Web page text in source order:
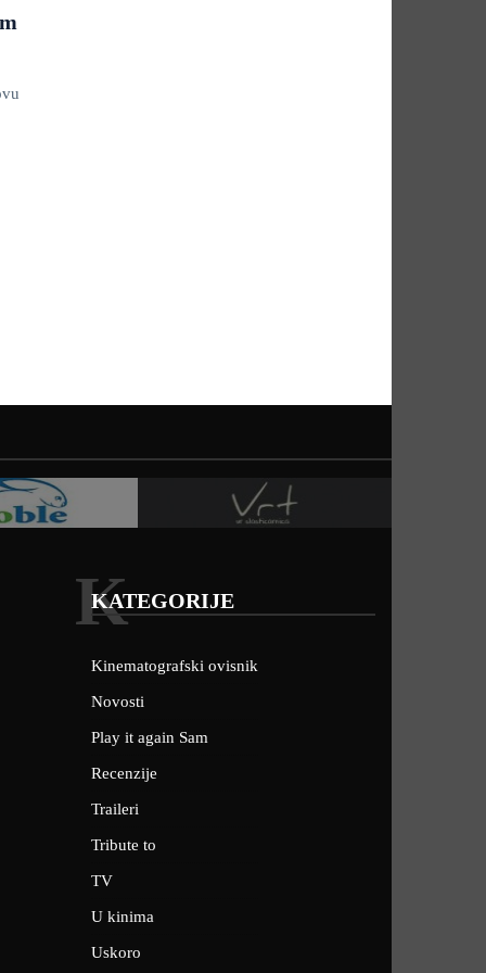
KATEGORIJE
K
Kinematografski ovisnik
Novosti
Play it again Sam
Recenzije
Traileri
Tribute to
TV
U kinima
Uskoro